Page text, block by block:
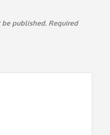
be published. Required